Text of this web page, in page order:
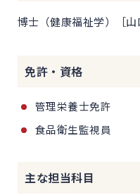
博士（健康福祉学）［山
免許・資格
管理栄養士免許
食品衛生監視員
主な担当科目